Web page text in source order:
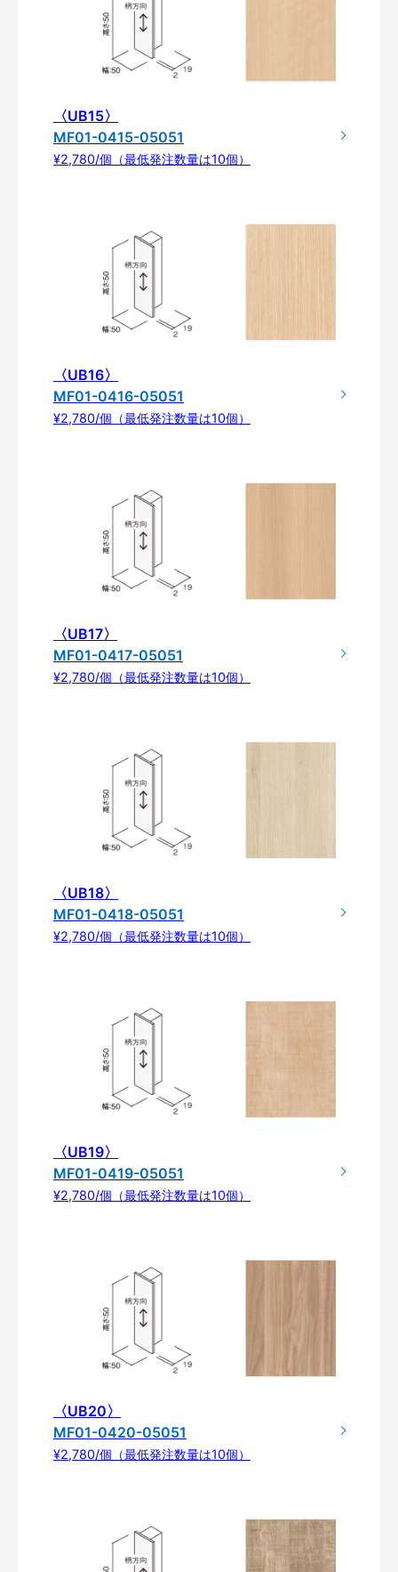
〈UB15〉
MF01-0415-05051
¥2,780/個（最低発注数量は10個）
〈UB16〉
MF01-0416-05051
¥2,780/個（最低発注数量は10個）
〈UB17〉
MF01-0417-05051
¥2,780/個（最低発注数量は10個）
〈UB18〉
MF01-0418-05051
¥2,780/個（最低発注数量は10個）
〈UB19〉
MF01-0419-05051
¥2,780/個（最低発注数量は10個）
〈UB20〉
MF01-0420-05051
¥2,780/個（最低発注数量は10個）